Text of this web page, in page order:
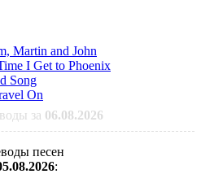
Martin and John
I Get to Phoenix
Song
On
за 06.08.2026
песен
: